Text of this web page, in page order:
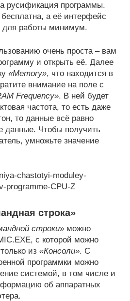
русификация программы.
а её интерфейс
работы минимум.
очень проста – вам
и открыть её. Далее
«Memory», что находится в
внимание на поле с
Frequency». В ней будет
частота, то есть даже
то данные всё равно
данные. Чтобы получить
умножьте значение
строка»
строки» можно
с которой можно
из «Консоли». С
программки можно
системой, в том числе и
об аппаратных